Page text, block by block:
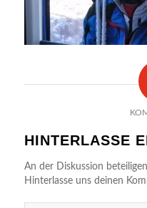
HINTERLASSE
An der Diskussion
Hinterlasse uns deinen